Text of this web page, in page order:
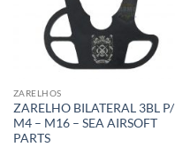
ZARELHOS
ZARELHO BILATERAL 3BL P/
M4 – M16 – SEA AIRSOFT
PARTS